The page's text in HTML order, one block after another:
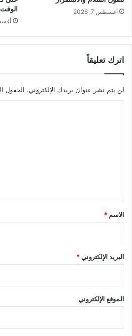
أغسطس 7, 2026
الوقت
أغسطس
اترك تعليقاً
لن يتم نشر عنوان بريدك الإلكتروني. الحقول
*
الاسم *
البريد الإلكتروني*
الموقع الإلكتروني